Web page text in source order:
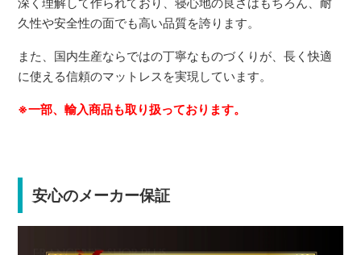
深く理解して作られており、寝心地の良さはもちろん、耐
久性や安全性の面でも高い品質を誇ります。
また、国内生産ならではの丁寧なものづくりが、長く快適
に使える信頼のマットレスを実現しています。
※一部、輸入商品も取り扱っております。
安心のメーカー保証